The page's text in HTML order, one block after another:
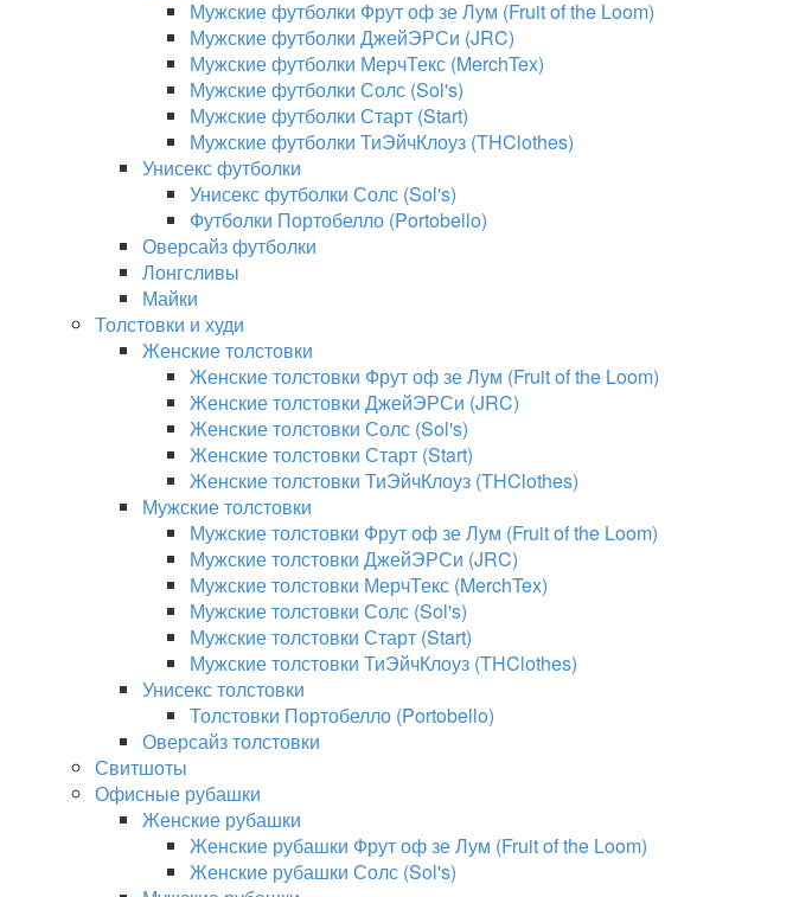
Мужские футболки Фрут оф зе Лум (Fruit of the Loom)
Мужские футболки ДжейЭРСи (JRC)
Мужские футболки МерчТекс (MerchTex)
Мужские футболки Солс (Sol's)
Мужские футболки Старт (Start)
Мужские футболки ТиЭйчКлоуз (THClothes)
Унисекс футболки
Унисекс футболки Солс (Sol's)
Футболки Портобелло (Portobello)
Оверсайз футболки
Лонгсливы
Майки
Толстовки и худи
Женские толстовки
Женские толстовки Фрут оф зе Лум (Fruit of the Loom)
Женские толстовки ДжейЭРСи (JRC)
Женские толстовки Солс (Sol's)
Женские толстовки Старт (Start)
Женские толстовки ТиЭйчКлоуз (THClothes)
Мужские толстовки
Мужские толстовки Фрут оф зе Лум (Fruit of the Loom)
Мужские толстовки ДжейЭРСи (JRC)
Мужские толстовки МерчТекс (MerchTex)
Мужские толстовки Солс (Sol's)
Мужские толстовки Старт (Start)
Мужские толстовки ТиЭйчКлоуз (THClothes)
Унисекс толстовки
Толстовки Портобелло (Portobello)
Оверсайз толстовки
Свитшоты
Офисные рубашки
Женские рубашки
Женские рубашки Фрут оф зе Лум (Fruit of the Loom)
Женские рубашки Солс (Sol's)